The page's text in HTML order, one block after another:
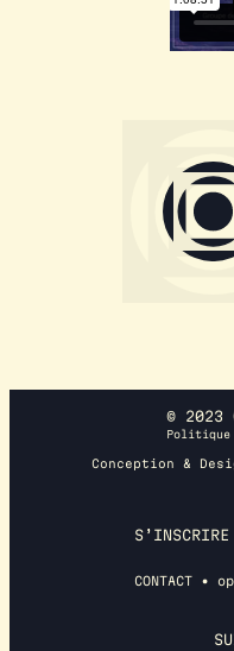
© 2023
Conception &
CONTACT •